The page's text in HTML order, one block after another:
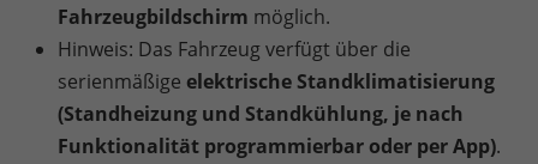
Fahrzeugbildschirm möglich.
Hinweis: Das Fahrzeug verfügt über die
serienmäßige elektrische Standklimatisierung
(Standheizung und Standkühlung, je nach
Funktionalität programmierbar oder per App).